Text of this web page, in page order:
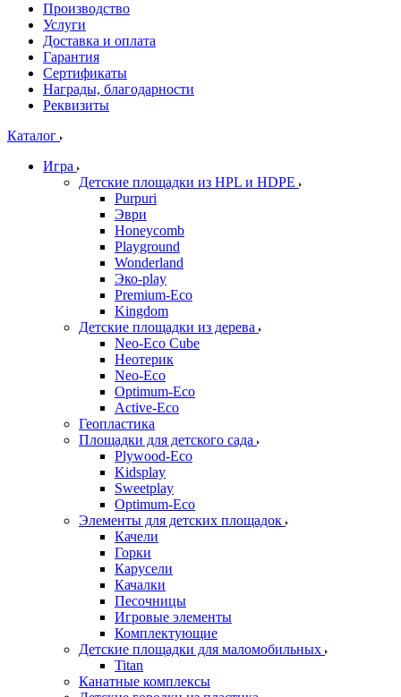
Производство
Услуги
Доставка и оплата
Гарантия
Сертификаты
Награды, благодарности
Реквизиты
Каталог
Игра
Детские площадки из HPL и HDPE
Purpuri
Эври
Honeycomb
Playground
Wonderland
Эко-play
Premium-Eco
Kingdom
Детские площадки из дерева
Neo-Eco Cube
Неотерик
Neo-Eco
Оptimum-Еco
Active-Eco
Геопластика
Площадки для детского сада
Plywood-Eco
Kidsplay
Sweetplay
Оptimum-Еco
Элементы для детских площадок
Качели
Горки
Карусели
Качалки
Песочницы
Игровые элементы
Комплектующие
Детские площадки для маломобильных
Titan
Канатные комплексы